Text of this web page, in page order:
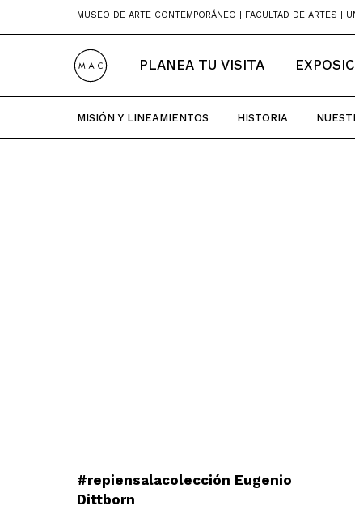
MUSEO DE ARTE CONTEMPORÁNEO | FACULTAD DE ARTES |
PLANEA TU VISITA
MISIÓN Y LINEAMIENTOS HISTORIA
#repiensalacolección Eugenio
Dittborn